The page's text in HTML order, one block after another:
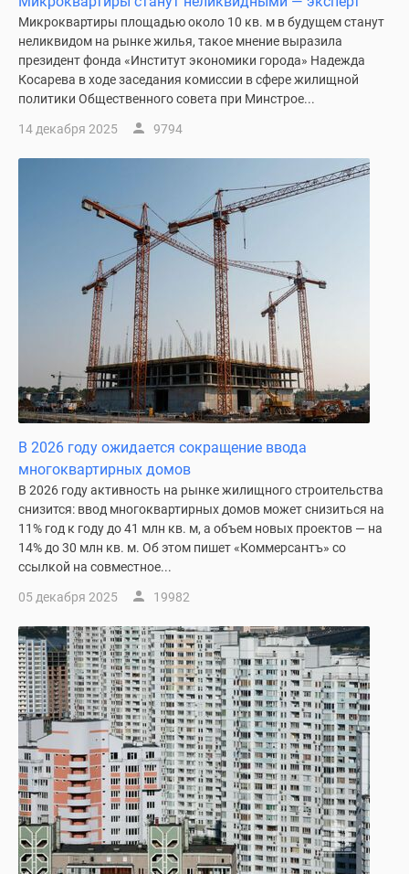
комнатные
комнатные
Квартиры
программы
Медиа
Новости
недвижимости
Мнение
эксперта
Аналитика
рынка
Покупателю
Экспертиза
новостроек
авторы
проекте
Контакты
Реклама
сайте
Дзен
Машино-
Микроквартиры площадью около 10 кв. м в будущем станут
неликвидом на рынке жилья, такое мнение выразила
президент фонда «Институт экономики города» Надежда
Косарева в ходе заседания комиссии в сфере жилищной
политики Общественного совета при Минстрое...
14 декабря 2025 9794
В 2026 году ожидается сокращение ввода
многоквартирных домов
В 2026 году активность на рынке жилищного строительства
снизится: ввод многоквартирных домов может снизиться на
11% год к году до 41 млн кв. м, а объем новых проектов — на
14% до 30 млн кв. м. Об этом пишет «Коммерсантъ» со
ссылкой на совместное...
05 декабря 2025 19982